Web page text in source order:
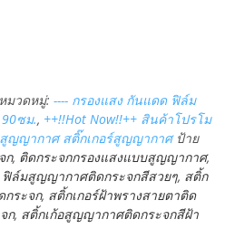
หมวดหมู่: ---- กรองแสง กันแดด ฟิล์ม
ซม., ++!!Hot Now!!++ สินค้าโปรโม
สูญญากาศ สติ๊กเกอร์สูญญากาศ ป้าย
ก, ติดกระจกกรองแสงแบบสูญญากาศ,
ฟิล์มสูญญากาศติดกระจกสีสวยๆ, สติ้ก
กระจก, สติ้กเกอร์ฝ้าพรางสายตาติด
ก, สติ้กเก้อสูญญากาศติดกระจกสีฝ้า